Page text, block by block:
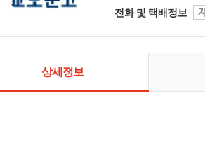
전화 및 택배정보
상세정보